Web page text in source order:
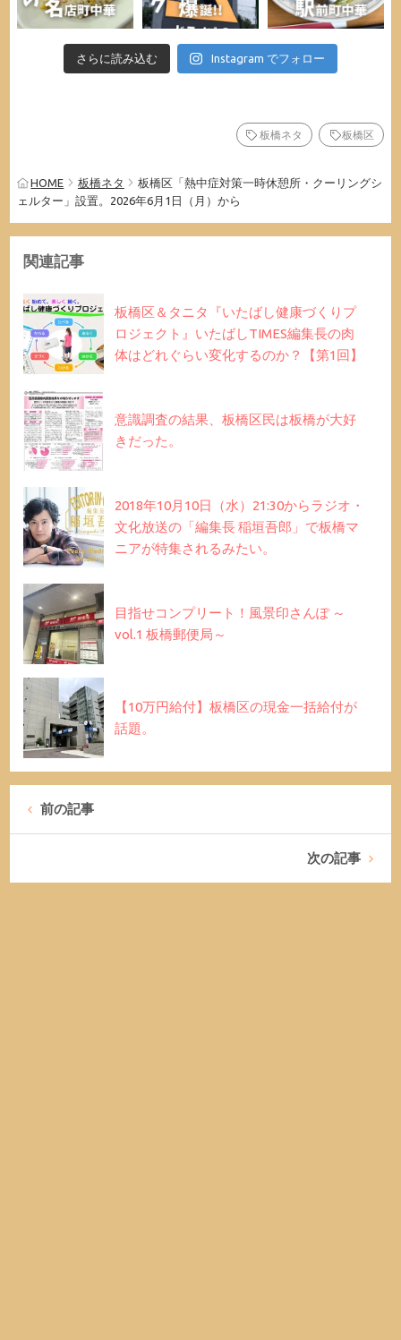
さらに読み込む Instagram でフォロー
板橋ネタ 板橋区
HOME 板橋ネタ
板橋区「熱中症対策一時休憩所・クーリングシ
ェルター」設置。2026年6月1日（月）から
関連記事
板橋区＆タニタ『いたばし健康づくりプ
ロジェクト』いたばしTIMES編集長の肉
体はどれぐらい変化するのか？【第1回】
意識調査の結果、板橋区民は板橋が大好
きだった。
2018年10月10日（水）21:30からラジオ・
文化放送の「編集長 稲垣吾郎」で板橋マ
ニアが特集されるみたい。
目指せコンプリート！風景印さんぽ ～
vol.1 板橋郵便局～
【10万円給付】板橋区の現金一括給付が
話題。
前の記事
次の記事